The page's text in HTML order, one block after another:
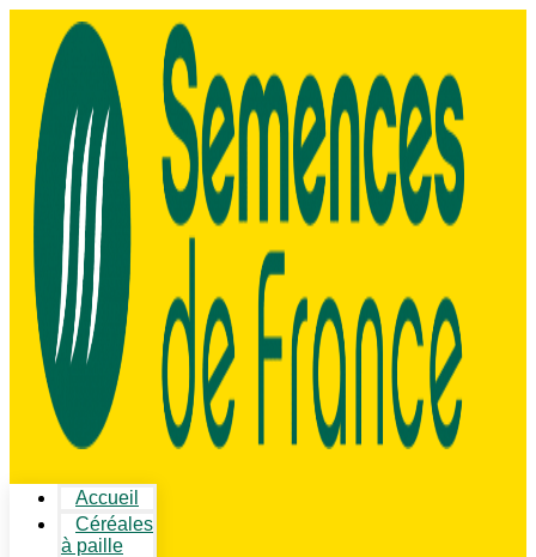
Accueil
Céréales
à paille